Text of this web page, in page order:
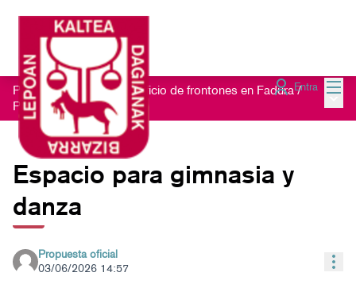
Entra
Proceso participativo edificio de frontones en Fadura /
Propuestas
Espacio para gimnasia y
danza
Propuesta oficial
03/06/2026 14:57